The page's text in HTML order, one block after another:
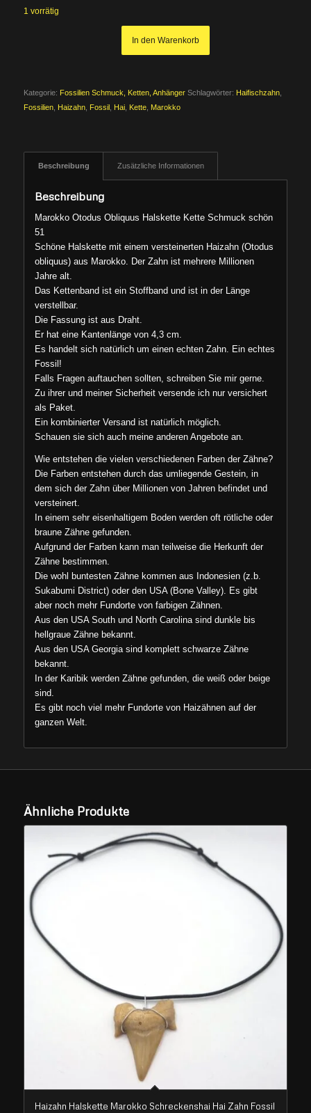
1 vorrätig
In den Warenkorb
Kategorie: Fossilien Schmuck, Ketten, Anhänger Schlagwörter: Haifischzahn,
Fossilien, Haizahn, Fossil, Hai, Kette, Marokko
Beschreibung Zusätzliche Informationen
Beschreibung
Marokko Otodus Obliquus Halskette Kette Schmuck schön
51
Schöne Halskette mit einem versteinerten Haizahn (Otodus
obliquus) aus Marokko. Der Zahn ist mehrere Millionen
Jahre alt.
Das Kettenband ist ein Stoffband und ist in der Länge
verstellbar.
Die Fassung ist aus Draht.
Er hat eine Kantenlänge von 4,3 cm.
Es handelt sich natürlich um einen echten Zahn. Ein echtes
Fossil!
Falls Fragen auftauchen sollten, schreiben Sie mir gerne.
Zu ihrer und meiner Sicherheit versende ich nur versichert
als Paket.
Ein kombinierter Versand ist natürlich möglich.
Schauen sie sich auch meine anderen Angebote an.
Wie entstehen die vielen verschiedenen Farben der Zähne?
Die Farben entstehen durch das umliegende Gestein, in
dem sich der Zahn über Millionen von Jahren befindet und
versteinert.
In einem sehr eisenhaltigem Boden werden oft rötliche oder
braune Zähne gefunden.
Aufgrund der Farben kann man teilweise die Herkunft der
Zähne bestimmen.
Die wohl buntesten Zähne kommen aus Indonesien (z.b.
Sukabumi District) oder den USA (Bone Valley). Es gibt
aber noch mehr Fundorte von farbigen Zähnen.
Aus den USA South und North Carolina sind dunkle bis
hellgraue Zähne bekannt.
Aus den USA Georgia sind komplett schwarze Zähne
bekannt.
In der Karibik werden Zähne gefunden, die weiß oder beige
sind.
Es gibt noch viel mehr Fundorte von Haizähnen auf der
ganzen Welt.
Ähnliche Produkte
Haizahn Halskette Marokko Schreckenshai Hai Zahn Fossil